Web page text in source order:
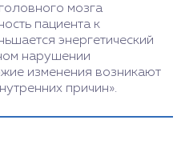
мозга
пациента к
энергетический
нарушении
изменения возникают
причин».